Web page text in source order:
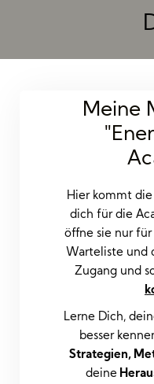
Meine
Hier kommt
dich für die
öffne sie nur
Warteliste und
Zugang und
Lerne Dich,
besser
Strategien,
deine